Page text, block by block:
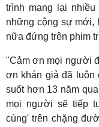
trình mang lại
những cộng sự mới,
nữa đứng trên phim
"Cảm ơn mọi người
ơn khán giả đã
suốt hơn 13 năm
mọi người sẽ tiếp
cùng' trên chặng